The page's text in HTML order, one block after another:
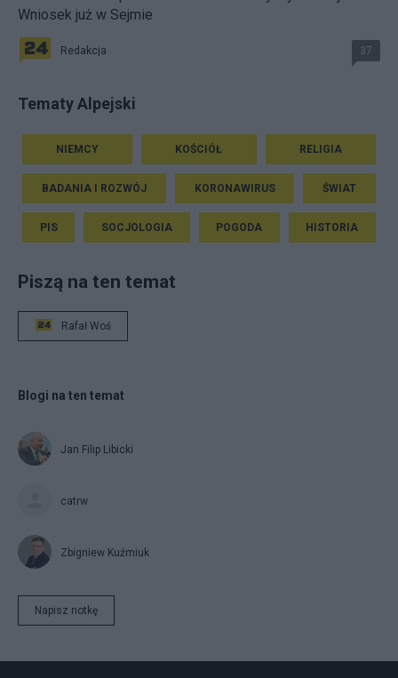
Wniosek już w Sejmie
Redakcja 37
Tematy Alpejski
NIEMCY KOŚCIÓŁ RELIGIA
BADANIA I ROZWÓJ KORONAWIRUS ŚWIAT
PIS SOCJOLOGIA POGODA HISTORIA
Piszą na ten temat
Rafał Woś
Blogi na ten temat
Jan Filip Libicki
catrw
Zbigniew Kuźmiuk
Napisz notkę